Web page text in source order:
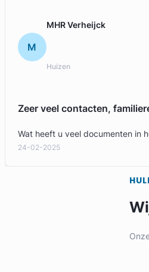
M
MHR Verheijck
Huizen
Zeer veel contacten,
Wat heeft u veel documenten in
24-02-2025